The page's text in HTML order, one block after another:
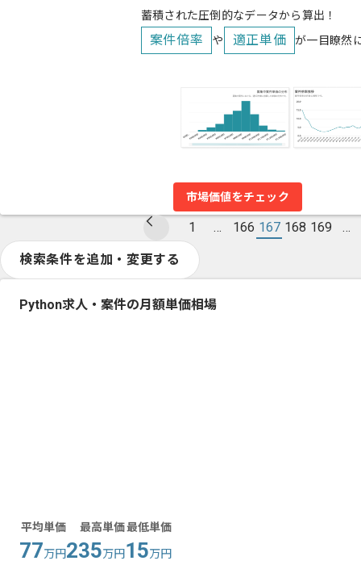
蓄積された圧倒的なデータから算出！
案件倍率 や 適正単価 が一目瞭然
市場価値をチェック
1 … 166 167 168 169 …
検索条件を追加・変更する
Python求人・案件の月額単価相場
平均単価
77万円
最高単価
235万円
最低単価
15万円